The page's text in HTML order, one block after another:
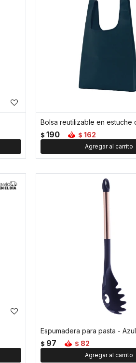
$ 190 $ 162
Espumadera para pasta - Azul
$ 97 $ 82